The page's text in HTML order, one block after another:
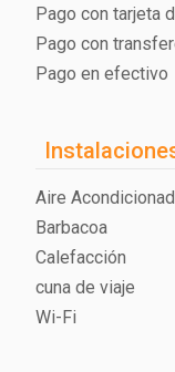
Pago con tarjeta
Pago con
Pago en efectivo
Aire
Barbacoa
Calefacción
cuna de viaje
Wi-Fi